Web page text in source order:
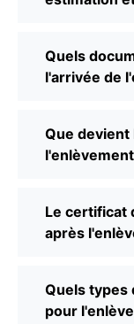
Quels
l'arrivée de
Que devient
Le certificat
après
Quels types
pour